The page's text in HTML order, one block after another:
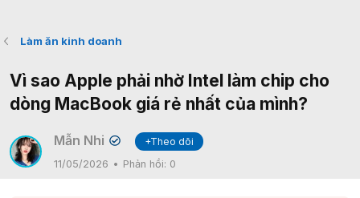
Làm ăn kinh doanh
Vì sao Apple phải nhờ Intel làm chip cho
dòng MacBook giá rẻ nhất của mình?
Mẫn Nhi ✔
+Theo dõi
11/05/2026
Phản hồi: 0